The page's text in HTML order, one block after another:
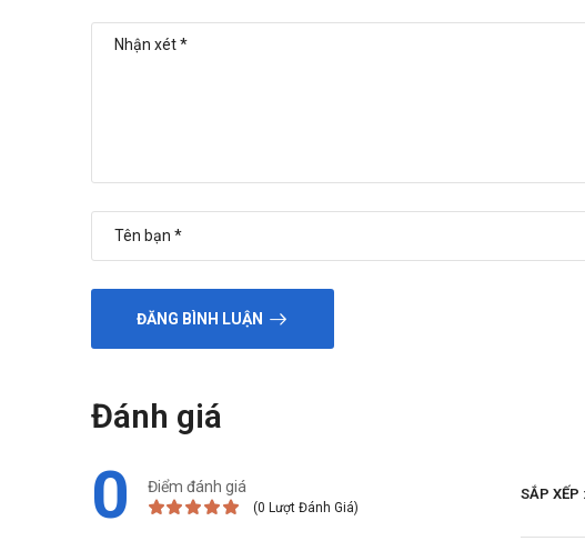
ĐĂNG BÌNH LUẬN
Đánh giá
0 Điểm đánh giá
(0 Lượt Đánh Giá)
SẮP XẾP :